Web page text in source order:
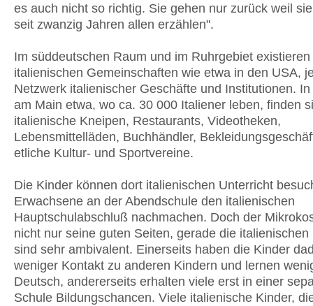
es auch nicht so richtig. Sie gehen nur zurück weil
seit zwanzig Jahren allen erzählen".
Im süddeutschen Raum und im Ruhrgebiet
italienischen Gemeinschaften wie etwa in den USA,
Netzwerk italienischer Geschäfte und Institutionen.
am Main etwa, wo ca. 30 000 Italiener leben, finden
italienische Kneipen, Restaurants, Videotheken,
Lebensmittelläden, Buchhändler,
etliche Kultur- und Sportvereine.
Die Kinder können dort italienischen Unterricht
Erwachsene an der Abendschule den italienischen
Hauptschulabschluß nachmachen. Doch der
nicht nur seine guten Seiten, gerade die italienischen
sind sehr ambivalent. Einerseits haben die Kinder
weniger Kontakt zu anderen Kindern und lernen
Deutsch, andererseits erhalten viele erst in einer
Schule Bildungschancen. Viele italienische Kinder,